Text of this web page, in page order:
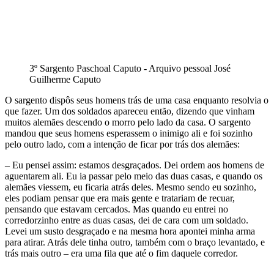
3º Sargento Paschoal Caputo - Arquivo pessoal José
Guilherme Caputo
O sargento dispôs seus homens trás de uma casa enquanto resolvia o
que fazer. Um dos soldados apareceu então, dizendo que vinham
muitos alemães descendo o morro pelo lado da casa. O sargento
mandou que seus homens esperassem o inimigo ali e foi sozinho
pelo outro lado, com a intenção de ficar por trás dos alemães:
– Eu pensei assim: estamos desgraçados. Dei ordem aos homens de
aguentarem ali. Eu ia passar pelo meio das duas casas, e quando os
alemães viessem, eu ficaria atrás deles. Mesmo sendo eu sozinho,
eles podiam pensar que era mais gente e tratariam de recuar,
pensando que estavam cercados. Mas quando eu entrei no
corredorzinho entre as duas casas, dei de cara com um soldado.
Levei um susto desgraçado e na mesma hora apontei minha arma
para atirar. Atrás dele tinha outro, também com o braço levantado, e
trás mais outro – era uma fila que até o fim daquele corredor.